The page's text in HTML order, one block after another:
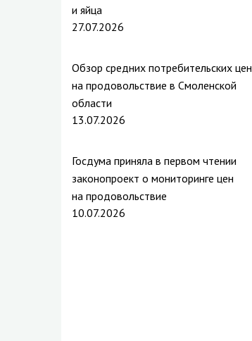
и яйца
27.07.2026
Обзор средних потребительских цен
на продовольствие в Смоленской
области
13.07.2026
Госдума приняла в первом чтении
законопроект о мониторинге цен
на продовольствие
10.07.2026